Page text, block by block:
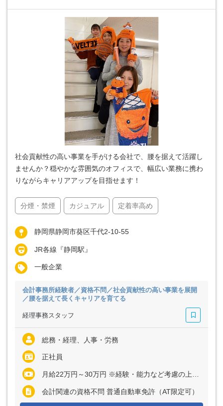
社会貢献性の高い事業を手がける会社で、腰を据えて活躍し
ませんか？穏やかな雰囲気のオフィスで、幅広い業務に携わ
りながらキャリアアップを目指せます！
分煙・禁煙 カジュアル 定着率高め
静岡県静岡市葵区千代2-10-55
JR各線『静岡駅』
一般企業
会計事務所経験者／資格不問／社会貢献性の高い事業を展開
／腰を据えて長くキャリアを育てる
経理事務スタッフ
総務・経理、人事・労務
正社員
月給22万円～30万円 ※経験・能力など考慮の上、決定いたします ※残業代は全額支給
会計関連の資格不問 普通自動車免許（AT限定可）